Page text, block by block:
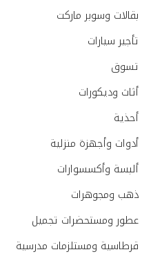
بقالات وسوبر ماركت
تأجير سيارات
تسوق
أثاث وديكورات
أحذية
أدوات وأجهزة منزلية
ألبسة وأكسسوارات
ذهب ومجوهرات
عطور ومستحضرات تجميل
قرطاسية ومستلزمات مدرسية